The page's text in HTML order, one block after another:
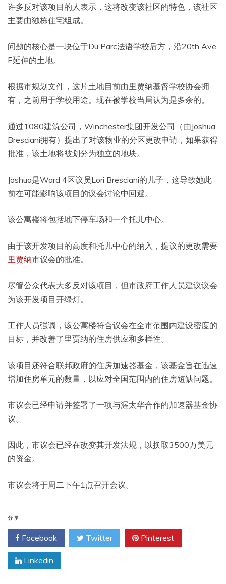
许多反对该项目的人表示，这将改变该社区的特色，该社区
主要由独栋住宅组成。
问题的核心是一块位于Du Parc法语学校后方，沿20th Ave.
E延伸的土地。
根据市规划文件，这片土地目前由里贾纳基督学校协会拥
有，之前用于学校用途。现在被学校当局认为是多余的。
通过1080建筑公司，Winchester集团开发公司（由Joshua
Bresciani拥有）提出了对该物业的分区更改申请，如果获得
批准，该土地将被划分为独立的地块。
Joshua是Ward 4区议员Lori Bresciani的儿子，这导致她此
前在可能影响该项目的议会讨论中回避。
该公寓楼将包括地下停车场和一个托儿中心。
由于该开发项目的高度和托儿中心的纳入，提议的更改需要
里贾纳市议会的批准。
尽管公众代表大多反对该项目，但市政府工作人员建议议会
为该开发项目开绿灯。
工作人员强调，该公寓楼符合议会在全市范围内建设密度的
目标，并改善了里贾纳的住房供应和多样性。
该项目还符合联邦政府的住房加速器基金，该基金旨在迅速
增加住房单元的数量，以应对全国范围内的住房短缺问题。
市议会已经申请并签署了一项与渥太华合作的加速器基金协
议。
因此，市议会已经在改变其开发法规，以换取3500万美元
的资金。
市议会将于周二下午1点召开会议。
分享
Facebook Twitter Pinterest
Linkedin